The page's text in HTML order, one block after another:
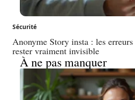
Sécurité
Anonyme Story insta : les
rester vraiment invisible
À ne pas manquer